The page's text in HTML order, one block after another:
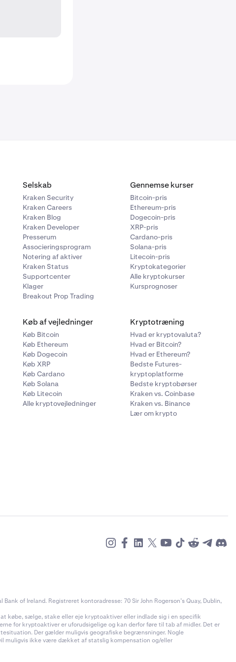
Selskab
Kraken Security
Kraken Careers
Kraken Blog
Kraken Developer
Presserum
Associeringsprogram
Notering af aktiver
Kraken Status
Supportcenter
Klager
Breakout Prop Trading
Gennemse kurser
Bitcoin-pris
Ethereum-pris
Dogecoin-pris
XRP-pris
Cardano-pris
Solana-pris
Litecoin-pris
Kryptokategorier
Alle kryptokurser
Kursprognoser
Køb af vejledninger
Køb Bitcoin
Køb Ethereum
Køb Dogecoin
Køb XRP
Køb Cardano
Køb Solana
Køb Litecoin
Alle kryptovejledninger
Kryptotræning
Hvad er kryptovaluta?
Hvad er Bitcoin?
Hvad er Ethereum?
Bedste Futures-
kryptoplatforme
Bedste kryptobørser
Kraken vs. Coinbase
Kraken vs. Binance
Lær om krypto
of Ireland. Registreret kontoradresse: 70 Sir John Rogerson’s Quay, Dublin,
købe, sælge, stake eller eje kryptoaktiver eller indlade sig i en specifik
for kryptoaktiver er uforudsigelige og kan derfor føre til tab af midler. Det er
Der gælder muligvis geografiske begrænsninger. Nogle
muligvis ikke være dækket af statslig kompensation og/eller